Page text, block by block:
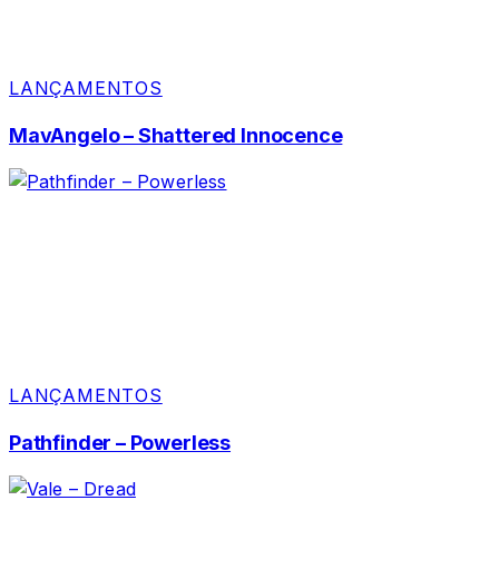
LANÇAMENTOS
MavAngelo – Shattered Innocence
LANÇAMENTOS
Pathfinder – Powerless